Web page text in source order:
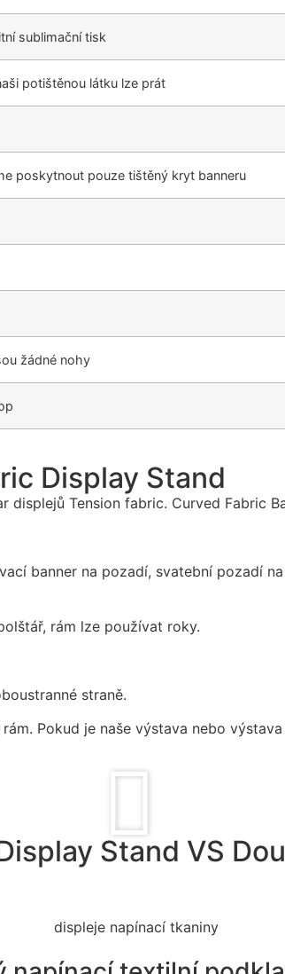
sublimační tisk
potištěnou látku lze prát
poskytnout pouze tištěný kryt banneru
žádné nohy
Display Stand
Tension fabric. Curved Fabric
banner na pozadí, svatební pozadí
rám lze používat roky.
straně.
Pokud je naše výstava nebo
Stand VS